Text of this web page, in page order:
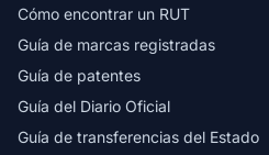
Cómo encontrar un RUT
Guía de marcas registradas
Guía de patentes
Guía del Diario Oficial
Guía de transferencias del Estado